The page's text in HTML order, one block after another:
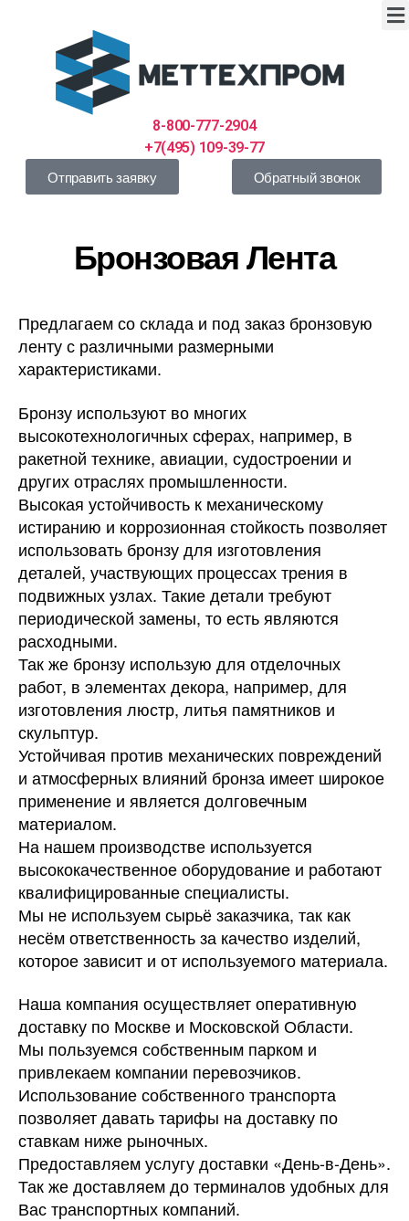
8-800-777-2904
+7(495) 109-39-77
Отправить заявку Обратный звонок
Бронзовая Лента
Предлагаем со склада и под заказ бронзовую
ленту с различными размерными
характеристиками.
Бронзу используют во многих
высокотехнологичных сферах, например, в
ракетной технике, авиации, судостроении и
других отраслях промышленности.
Высокая устойчивость к механическому
истиранию и коррозионная стойкость позволяет
использовать бронзу для изготовления
деталей, участвующих процессах трения в
подвижных узлах. Такие детали требуют
периодической замены, то есть являются
расходными.
Так же бронзу использую для отделочных
работ, в элементах декора, например, для
изготовления люстр, литья памятников и
скульптур.
Устойчивая против механических повреждений
и атмосферных влияний бронза имеет широкое
применение и является долговечным
материалом.
На нашем производстве используется
высококачественное оборудование и работают
квалифицированные специалисты.
Мы не используем сырьё заказчика, так как
несём ответственность за качество изделий,
которое зависит и от используемого материала.
Наша компания осуществляет оперативную
доставку по Москве и Московской Области.
Мы пользуемся собственным парком и
привлекаем компании перевозчиков.
Использование собственного транспорта
позволяет давать тарифы на доставку по
ставкам ниже рыночных.
Предоставляем услугу доставки «День-в-День».
Так же доставляем до терминалов удобных для
Вас транспортных компаний.